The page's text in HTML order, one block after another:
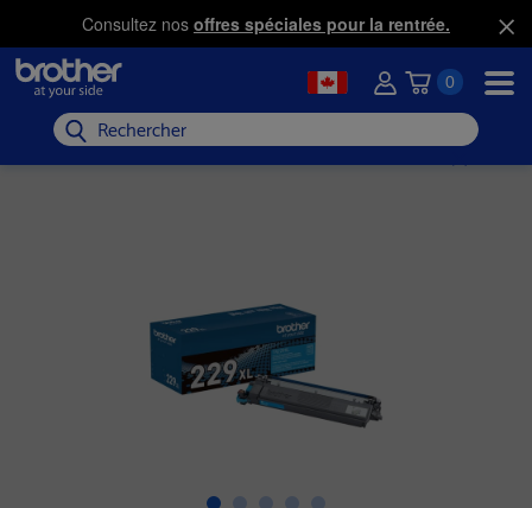
Consultez nos offres spéciales pour la rentrée.
0
Rechercher